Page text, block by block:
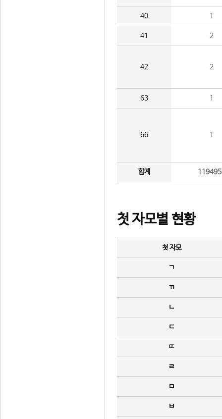
40 1
41 2
42 2
63 1
66 1
합계
첫 자모별 현황
첫 자모
ㄱ
ㄲ
ㄴ
ㄷ
ㄸ
ㄹ
ㅁ
ㅂ